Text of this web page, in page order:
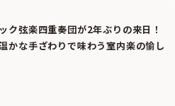
ク弦楽四重奏団が2年ぶりの来日！
かな手ざわりで味わう室内楽の愉し